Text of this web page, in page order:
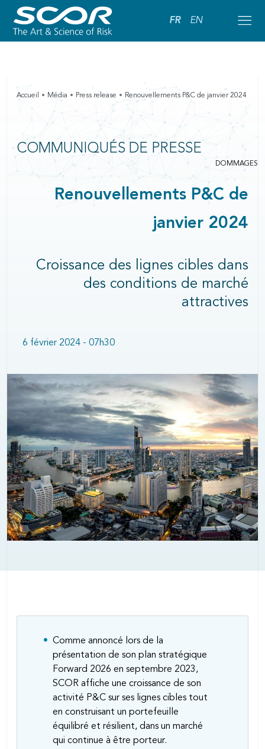
FR EN
Accueil Média Press release Renouvellements P&C de janvier 2024
COMMUNIQUÉS DE PRESSE
DOMMAGES
Renouvellements P&C de
janvier 2024
Croissance des lignes cibles dans
des conditions de marché
attractives
6 février 2024 - 07h30
Comme annoncé lors de la
présentation de son plan stratégique
Forward 2026 en septembre 2023,
SCOR affiche une croissance de son
activité P&C sur ses lignes cibles tout
en construisant un portefeuille
équilibré et résilient, dans un marché
qui continue à être porteur.